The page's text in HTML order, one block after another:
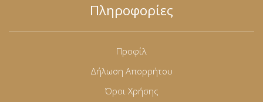
Πληροφορίες
Προφίλ
Δήλωση Απορρήτου
Όροι Χρήσης